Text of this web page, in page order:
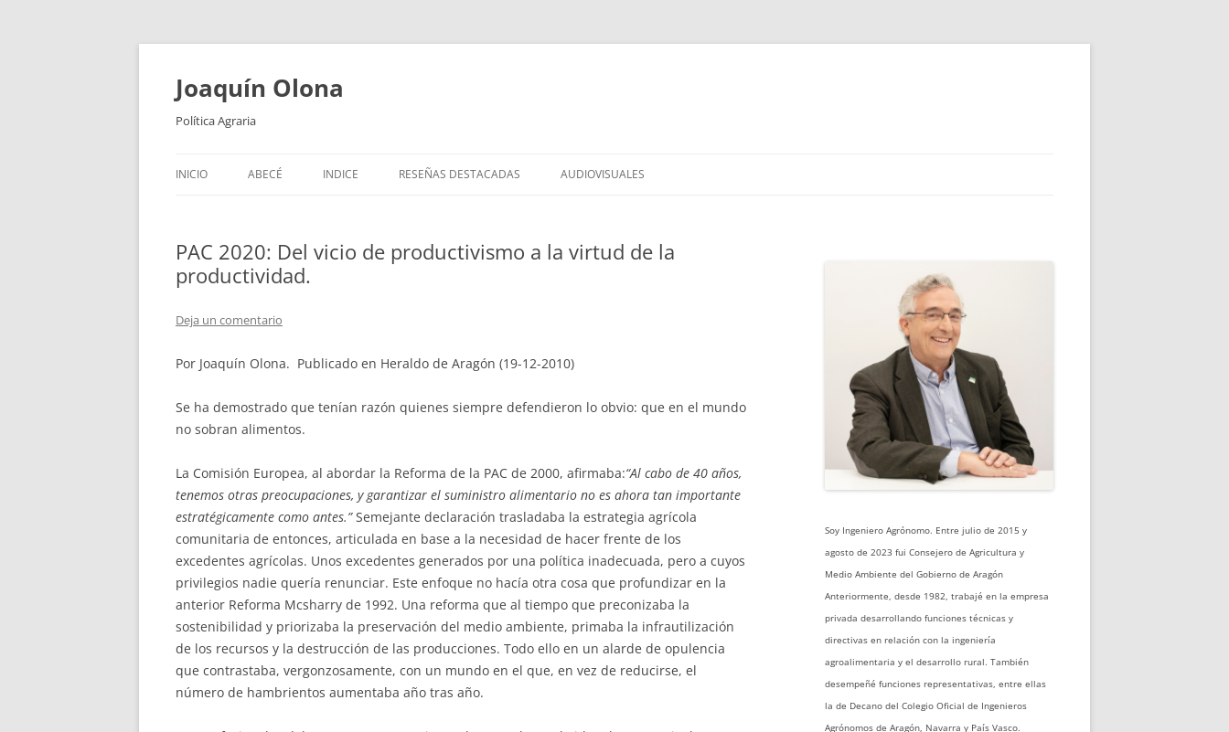
Joaquín Olona
Política Agraria
al
INICIO ABECÉ INDICE RESEÑAS DESTACADAS AUDIOVISUALES
PAC 2020: Del vicio de productivismo a la virtud de la
productividad.
Deja un comentario
Por Joaquín Olona. Publicado en Heraldo de Aragón (19-12-2010)
Se ha demostrado que tenían razón quienes siempre defendieron lo obvio: que en el mundo
no sobran alimentos.
La Comisión Europea, al abordar la Reforma de la PAC de 2000, afirmaba:“Al cabo de 40 años,
tenemos otras preocupaciones, y garantizar el suministro alimentario no es ahora tan importante
estratégicamente como antes.”Semejante declaración trasladaba la estrategia agrícola
comunitaria de entonces, articulada en base a la necesidad de hacer frente de los
excedentes agrícolas. Unos excedentes generados por una política inadecuada, pero a cuyos
privilegios nadie quería renunciar. Este enfoque no hacía otra cosa que profundizar en la
anterior Reforma Mcsharry de 1992. Una reforma que al tiempo que preconizaba la
sostenibilidad y priorizaba la preservación del medio ambiente, primaba la infrautilización
de los recursos y la destrucción de las producciones. Todo ello en un alarde de opulencia
que contrastaba, vergonzosamente, con un mundo en el que, en vez de reducirse, el
número de hambrientos aumentaba año tras año.
Soy Ingeniero Agrónomo. Entre julio de 2015 y
agosto de 2023 fui Consejero de Agricultura y
Medio Ambiente del Gobierno de Aragón
Anteriormente, desde 1982, trabajé en la empresa
privada desarrollando funciones técnicas y
directivas en relación con la ingeniería
agroalimentaria y el desarrollo rural. También
desempeñé funciones representativas, entre ellas
la de Decano del Colegio Oficial de Ingenieros
Agrónomos de Aragón, Navarra y País Vasco.